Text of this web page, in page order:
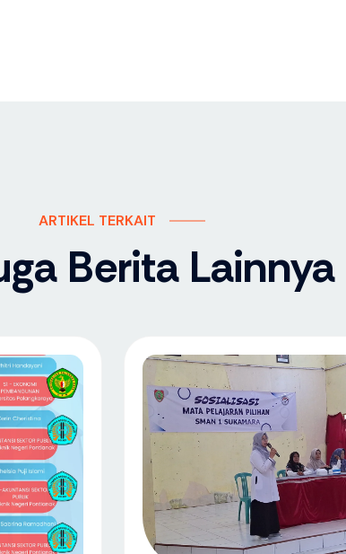
ARTIKEL TERKAIT
Berita Lainnya